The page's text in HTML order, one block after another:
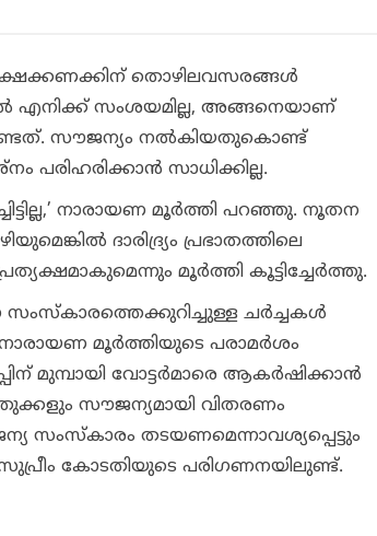
തൊഴിലവസരങ്ങള്‍
എനിക്ക് സംശയമില്ല, അങ്ങനെയാണ്
സൗജന്യം നല്‍കിയതുകൊണ്ട്
പരിഹരിക്കാന്‍ സാധിക്കില്ല.
നാരായണ മൂര്‍ത്തി പറഞ്ഞു. നൂതന
ദാരിദ്ര്യം പ്രഭാതത്തിലെ
മൂര്‍ത്തി കൂട്ടിച്ചേര്‍ത്തു.
ചര്‍ച്ചകള്‍
മൂര്‍ത്തിയുടെ പരാമര്‍ശം
മുമ്പായി വോട്ടര്‍മാരെ ആകര്‍ഷിക്കാന്‍
സൗജന്യമായി വിതരണം
സംസ്‌കാരം തടയണമെന്നാവശ്യപ്പെട്ടും
കോടതിയുടെ പരിഗണനയിലുണ്ട്.